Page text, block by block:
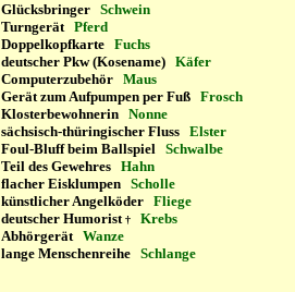
Glücksbringer Schwein
Turngerät Pferd
Doppelkopfkarte Fuchs
deutscher Pkw (Kosename) Käfer
Computerzubehör Maus
Gerät zum Aufpumpen per Fuß Frosch
Klosterbewohnerin Nonne
sächsisch-thüringischer Fluss Elster
Foul-Bluff beim Ballspiel Schwalbe
Teil des Gewehres Hahn
flacher Eisklumpen Scholle
künstlicher Angelköder Fliege
deutscher Humorist†
Krebs
Abhörgerät Wanze
lange Menschenreihe Schlange